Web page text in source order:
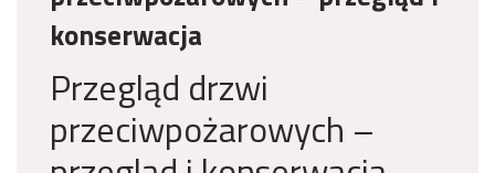
konserwacja
Przegląd drzwi
przeciwpożarowych –